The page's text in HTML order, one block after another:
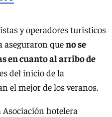
y operadores turísticos
aseguraron queno se
en cuanto al arribo de
del inicio de la
el mejor de los veranos.
hotelera